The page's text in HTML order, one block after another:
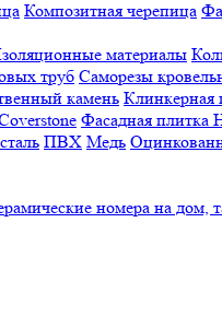
Композитная черепица
материалы
труб Саморезы
камень Клинкерная
Фасадная плитка
ПВХ Медь
номера на дом,